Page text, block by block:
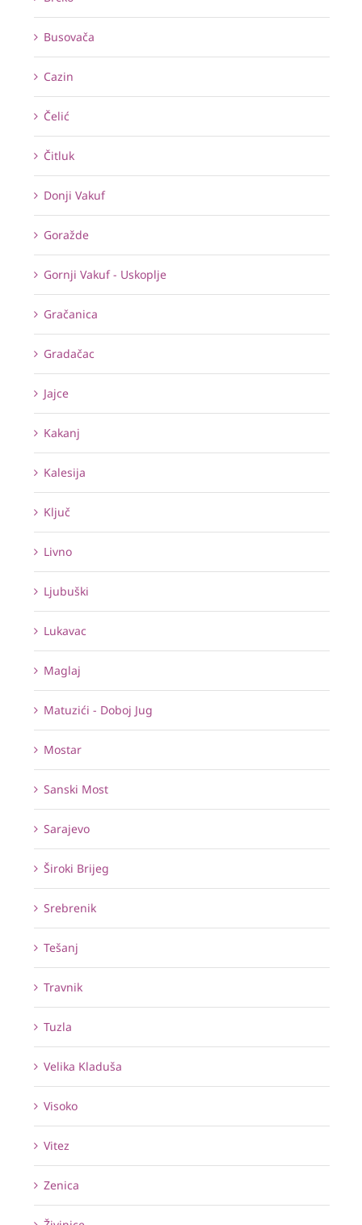
Busovača
Cazin
Čelić
Čitluk
Donji Vakuf
Goražde
Gornji Vakuf - Uskoplje
Gračanica
Gradačac
Jajce
Kakanj
Kalesija
Ključ
Livno
Ljubuški
Lukavac
Maglaj
Matuzići - Doboj Jug
Mostar
Sanski Most
Sarajevo
Široki Brijeg
Srebrenik
Tešanj
Travnik
Tuzla
Velika Kladuša
Visoko
Vitez
Zenica